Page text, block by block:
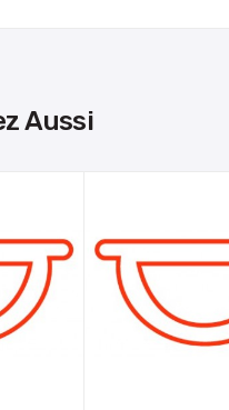
Aussi